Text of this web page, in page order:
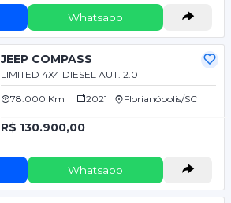
Whatsapp
JEEP COMPASS
LIMITED 4X4 DIESEL AUT. 2.0
78.000 Km 2021 Florianópolis/SC
R$ 130.900,00
Whatsapp